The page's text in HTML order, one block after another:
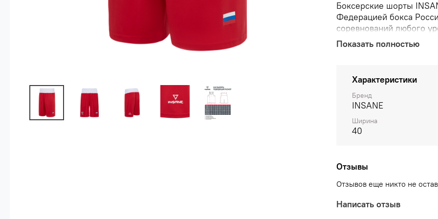
Боксерские шорты
Федерацией бокса
соревнований любого
боксерская форма
ринге. Модель
поясе надежно
размерах для юношей и
Преимущества: Форма
соревнований любого
крой; Широкая резинка
Показать полностью
Характеристики
Бренд
INSANE
Ширина
40
Отзывы
Отзывов еще никто не
Написать отзыв